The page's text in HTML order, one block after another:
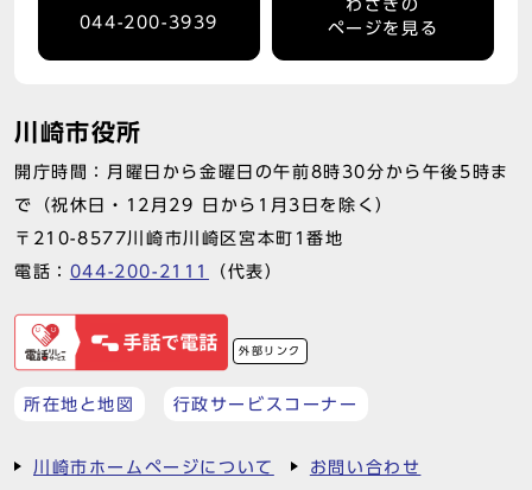
044-200-3939
わさきの
ページを見る
川崎市役所
開庁時間：月曜日から金曜日の午前8時30分から午後5時ま
で（祝休日・12月29 日から1月3日を除く）
〒210-8577川崎市川崎区宮本町1番地
電話： 044-200-2111 （代表）
外部リンク
所在地と地図 行政サービスコーナー
川崎市ホームページについて お問い合わせ